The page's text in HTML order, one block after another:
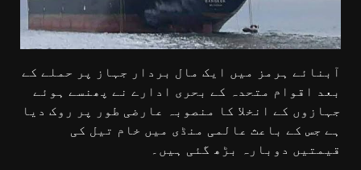
آبنائے ہرمز میں ایک مال بردار جہاز پر حملے کے
بعد اقوام متحدہ کے بحری ادارے نے پھنسے ہوئے
جہازوں کے انخلا کا منصوبہ عارضی طور پر روک دیا
ہے جس کے باعث عالمی منڈی میں خام تیل کی
قیمتیں دوبارہ بڑھ گئی ہیں۔